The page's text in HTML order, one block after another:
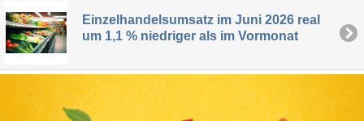
Einzelhandelsumsatz im Juni 2026 real
um 1,1 % niedriger als im Vormonat